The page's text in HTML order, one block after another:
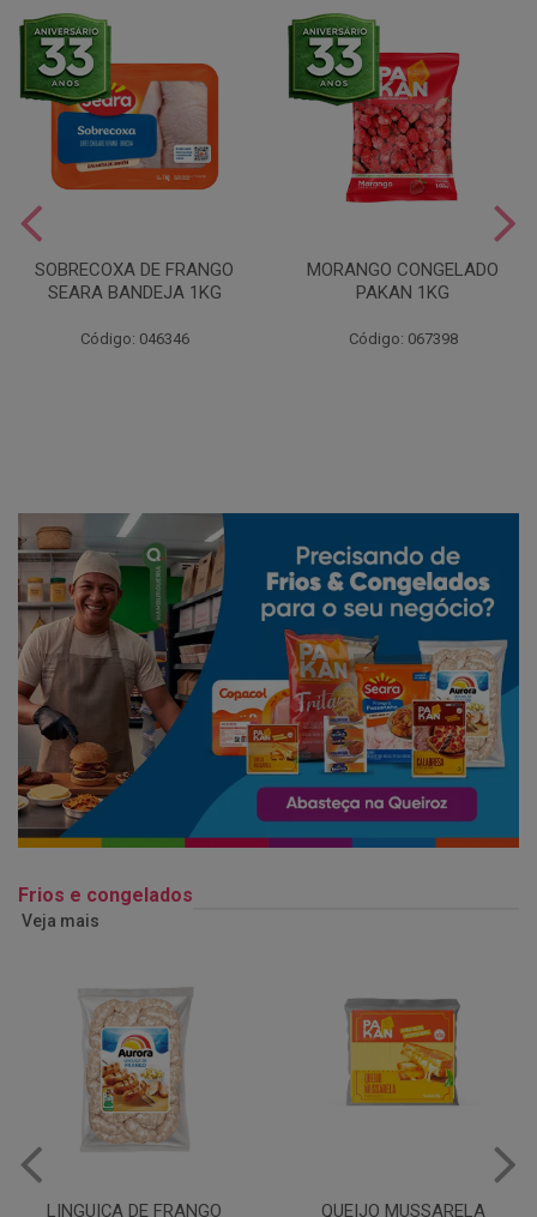
SOBRECOXA DE FRANGO
SEARA BANDEJA 1KG
Código: 046346
MORANGO CONGELADO
PAKAN 1KG
Código: 067398
Frios e congelados
Veja mais
QUEIJO MUSSARELA BANDEJA COXA DE FRANGO